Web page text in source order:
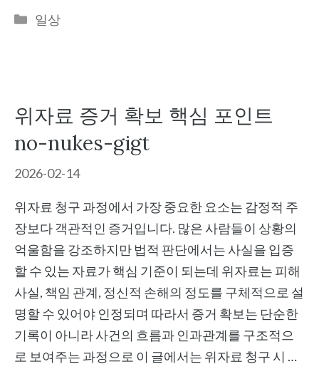
Categories
일상
위자료 증거 확보 핵심 포인트
no-nukes-gigt
2026-02-14
위자료 청구 과정에서 가장 중요한 요소는 감정적 주
장보다 객관적인 증거입니다. 많은 사람들이 상황의
억울함을 강조하지만 법적 판단에서는 사실을 입증
할 수 있는 자료가 핵심 기준이 되는데 위자료는 피해
사실, 책임 관계, 정신적 손해의 정도를 구체적으로 설
명할 수 있어야 인정되며 따라서 증거 확보는 단순한
기록이 아니라 사건의 흐름과 인과관계를 구조적으
로 보여주는 과정으로 이 글에서는 위자료 청구 시 …